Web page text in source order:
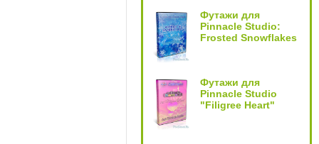
Футажи для
Pinnacle Studio:
Frosted Snowflakes
Футажи для
Pinnacle Studio
"Filigree Heart"